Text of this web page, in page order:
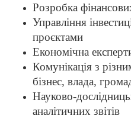
Розробка
Управління
проєктами
Економічна
Комунікація з
бізнес, влада,
Науково-
аналітичних звітів